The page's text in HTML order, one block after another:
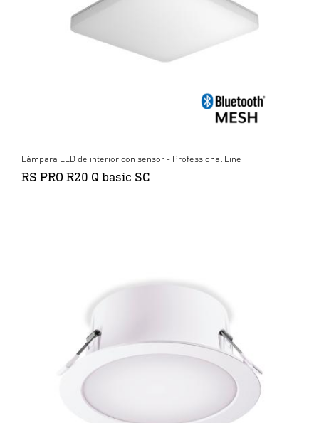
Lámpara LED de interior con sensor - Professional Line
RS PRO R20 Q basic SC